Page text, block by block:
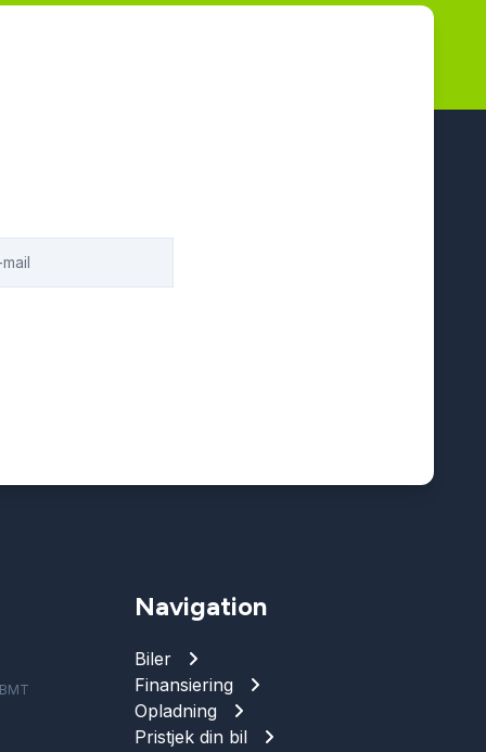
Navigation
Biler
Finansiering
Opladning
Pristjek din bil